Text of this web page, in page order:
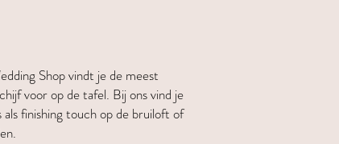
Shop vindt je de meest
voor op de tafel. Bij ons vind je
finishing touch op de bruiloft of